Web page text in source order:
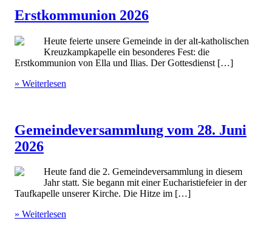
Erstkommunion 2026
Heute feierte unsere Gemeinde in der alt-katholischen
Kreuzkampkapelle ein besonderes Fest: die
Erstkommunion von Ella und Ilias. Der Gottesdienst […]
» Weiterlesen
Gemeindeversammlung vom 28. Juni
2026
Heute fand die 2. Gemeindeversammlung in diesem
Jahr statt. Sie begann mit einer Eucharistiefeier in der
Taufkapelle unserer Kirche. Die Hitze im […]
» Weiterlesen